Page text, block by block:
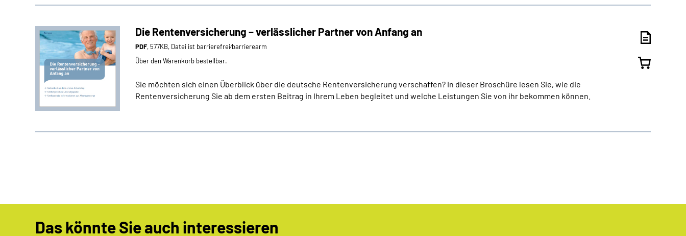
Die Rentenversicherung – verlässlicher Partner von Anfang an
PDF, 577KB, Datei ist barrierefrei⁄barrierearm
Über den Warenkorb bestellbar.
Sie möchten sich einen Überblick über die deutsche Rentenversicherung verschaffen? In dieser Broschüre lesen Sie, wie die
Rentenversicherung Sie ab dem ersten Beitrag in Ihrem Leben begleitet und welche Leistungen Sie von ihr bekommen können.
Das könnte Sie auch interessieren